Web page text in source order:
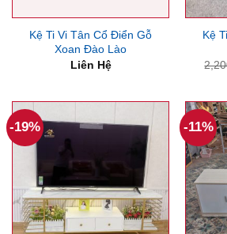
Kệ Ti Vi Tân Cổ Điển Gỗ
Xoan Đào Lào
Liên Hệ
Kệ
-19% -11%